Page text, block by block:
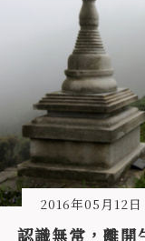
2016年05月12日
認識無常，離開